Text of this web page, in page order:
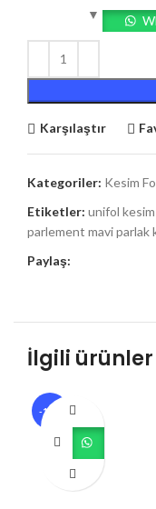
Karşılaştır
Kategoriler: Kesim
Etiketler: unifol kesim
parlement mavi parlak
Paylaş:
İlgili ürünler
-10%